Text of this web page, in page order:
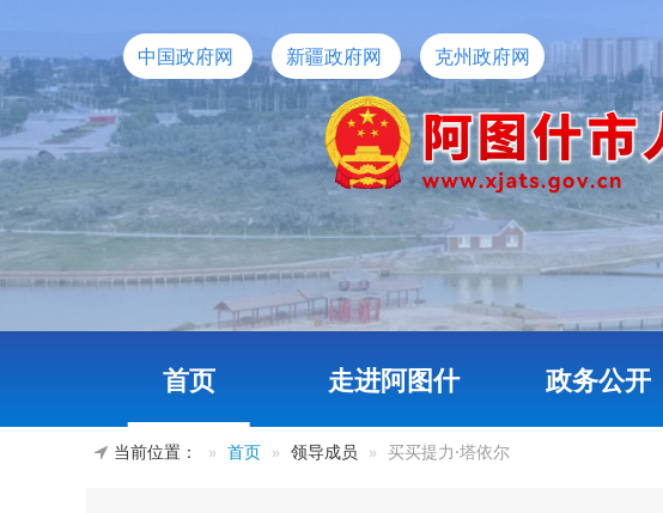
中国政府网 新疆政府网 克州政府网
首页 走进阿图什 政务公开
当前位置： 首页 领导成员 买买提力·塔依尔